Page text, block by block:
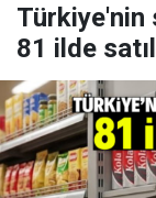
Türkiye'nin
81 ilde